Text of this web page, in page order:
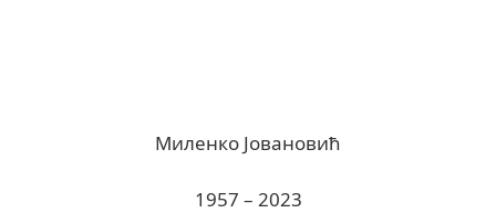
Миленко Јовановић
1957 – 2023